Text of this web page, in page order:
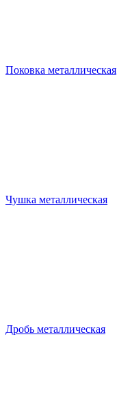
Поковка металлическая
Чушка металлическая
Дробь металлическая